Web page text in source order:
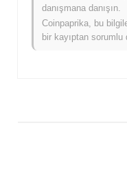
Euro Truck
piyasasıyla
gösteriyor?
danışmana danışın.
Coinpaprika, bu
bir kayıptan sorumlu